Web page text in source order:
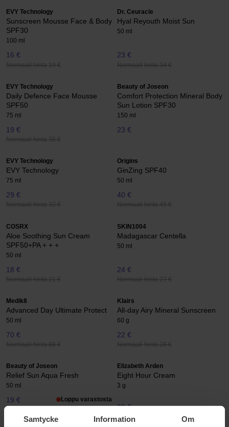
Samtycke Information Om
EVY Technology
Sunscreen Mousse Face & Body
SPF30
100 ml
16 €
Normaali hinta 19 €
Dr. Ceuracle
Hyal Reyouth Moist Sun
50 ml
23 €
Normaali hinta 34 €
EVY Technology
Daily Defence Face Mousse
SPF50
75 ml
19 €
Normaali hinta 35 €
Beauty of Joseon
Comfort Protection Mineral Body
Sun Lotion SPF30
150 ml
23 €
EVY Technology
EVY Technology
75 ml
29 €
Normaali hinta 32 €
Origins
GinZing SPF40
50 ml
40 €
Normaali hinta 45 €
COSRX
Aloe Soothing Sun Cream
SPF50+PA + + +
50 ml
18 €
Normaali hinta 21 €
SKIN1004
Madagascar Centella
50 ml
24 €
Normaali hinta 27 €
Medik8
Advanced Day Ultimate Protect
50 ml
70 €
Normaali hinta 80 €
Klairs
All-day Airy Mineral Sunscreen
60 g
22 €
Normaali hinta 28 €
Beauty of Joseon
Relief Sun Aqua Fresh
50 ml
19 € Loppu varastosta
Elizabeth Arden
Eight Hour Cream
3 g
26 €
Normaali hinta 28 €